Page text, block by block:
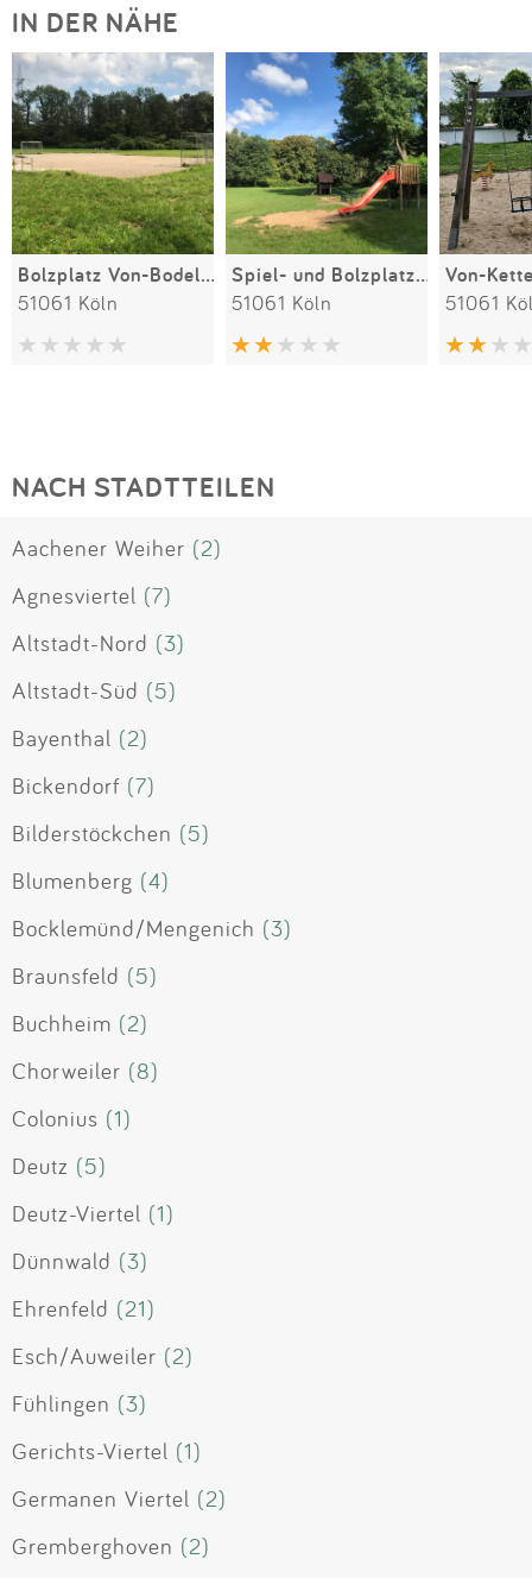
IN DER NÄHE
Bolzplatz Von-Bodelschwingh-Straße
51061 Köln
Spiel- und Bolzplatz Embergweg
51061 Köln 51061
NACH STADTTEILEN
Aachener Weiher (2)
Agnesviertel (7)
Altstadt-Nord (3)
Altstadt-Süd (5)
Bayenthal (2)
Bickendorf (7)
Bilderstöckchen (5)
Blumenberg (4)
Bocklemünd/Mengenich (3)
Braunsfeld (5)
Buchheim (2)
Chorweiler (8)
Colonius (1)
Deutz (5)
Deutz-Viertel (1)
Dünnwald (3)
Ehrenfeld (21)
Esch/Auweiler (2)
Fühlingen (3)
Gerichts-Viertel (1)
Germanen Viertel (2)
Gremberghoven (2)